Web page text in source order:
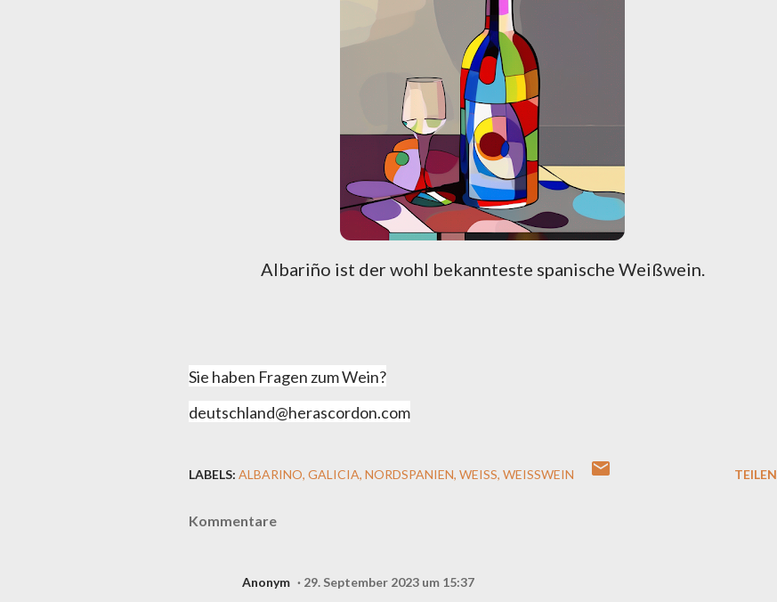
Albariño ist der wohl bekannteste spanische Weißwein.
Sie haben Fragen zum Wein?
deutschland@herascordon.com
LABELS: ALBARINO GALICIA NORDSPANIEN WEISS WEISSWEIN TEILEN
Kommentare
Anonym 29. September 2023 um 15:37